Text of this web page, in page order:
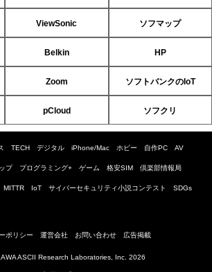
ViewSonic ソフマップ
Belkin HP
Zoom ソフトバンクのIoT
pCloud ソフクリ
TECH デジタル iPhone/Mac ホビー 自作PC AV
プ プログラミング+ ゲーム 格安SIM 倶楽部情報局
MITTR IoT サイバーセキュリティ小説コンテスト SDGs
ポリシー 運営会社 お問い合わせ 広告掲載
ASCII Research Laboratories, Inc. 2026